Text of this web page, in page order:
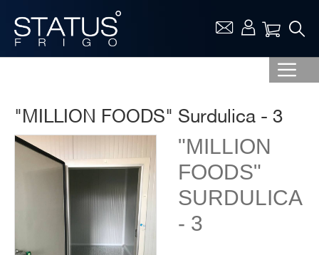
Vaša
"MILLION FOODS" Surdulica - 3
"MILLION
FOODS"
SURDULICA
- 3